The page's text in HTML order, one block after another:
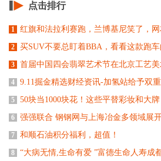
点击排行
1 红旗和法拉利赛跑，兰博基尼笑了，
2 买SUV不要总盯着BBA，看看这款跑车
3 首届中国四会翡翠艺术节在北京工艺
4 9.11掘金精选财经资讯-加氢站给予双重
5 50块当1000块花！这些平替彩妆和大牌
6 强强联合 钢钢网与上海冶金多领域展
7 和顺石油积分福利，超值！
8 “大病无情,生命有爱 ”富德生命人寿成